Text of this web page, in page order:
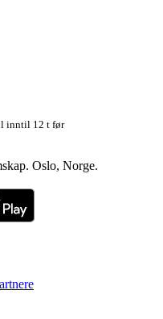
inntil 12 t før
Oslo, Norge.